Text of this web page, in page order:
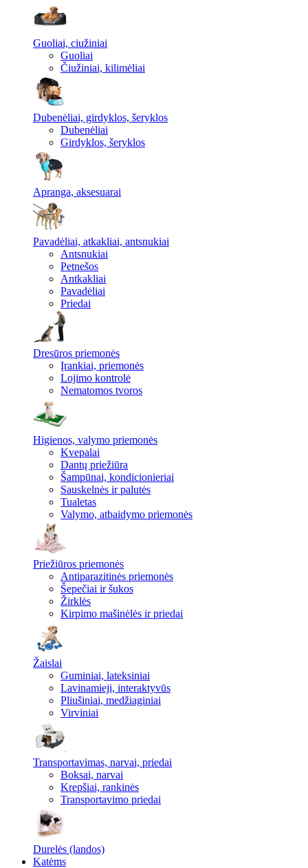
Guoliai, ciužiniai
Guoliai
Čiužiniai, kilimėliai
Dubenėliai, girdyklos, šeryklos
Dubenėliai
Girdyklos, šeryklos
Apranga, aksesuarai
Pavadėliai, atkakliai, antsnukiai
Antsnukiai
Petnešos
Antkakliai
Pavadėliai
Priedai
Dresūros priemonės
Įrankiai, priemonės
Lojimo kontrolė
Nematomos tvoros
Higienos, valymo priemonės
Kvepalai
Dantų priežiūra
Šampūnai, kondicionieriai
Sauskelnės ir palutės
Tualetas
Valymo, atbaidymo priemonės
Priežiūros priemonės
Antiparazitinės priemonės
Šepečiai ir šukos
Žirklės
Kirpimo mašinėlės ir priedai
Žaislai
Guminiai, lateksiniai
Lavinamieji, interaktyvūs
Pliušiniai, medžiaginiai
Virviniai
Transportavimas, narvai, priedai
Boksai, narvai
Krepšiai, rankinės
Transportavimo priedai
Durelės (landos)
Katėms